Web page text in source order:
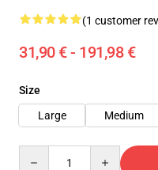
(1 customer
31,90 € - 191,98 €
Size
Large
Medium